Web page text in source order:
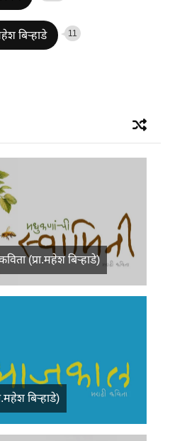
बिऱ्हाडे 11
(प्रा.महेश बिऱ्हाडे)
बिऱ्हाडे)